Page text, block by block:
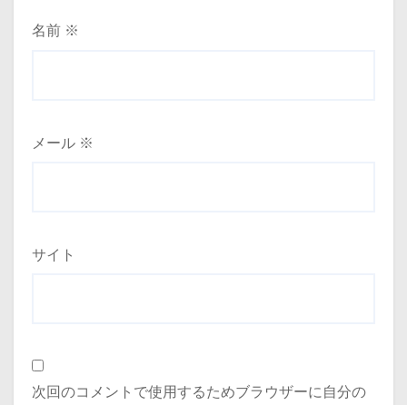
名前 ※
メール ※
サイト
次回のコメントで使用するためブラウザーに自分の